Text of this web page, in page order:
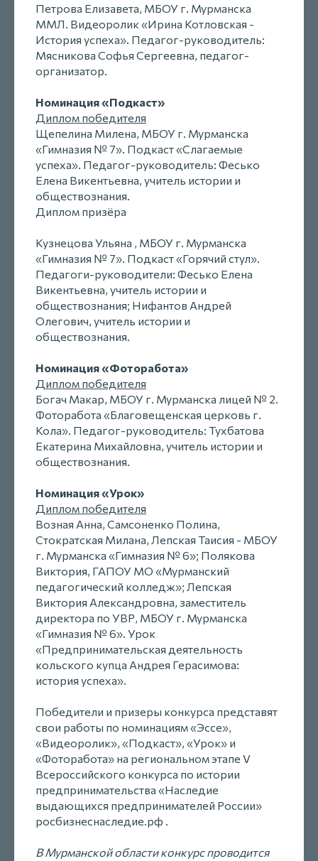
Петрова Елизавета, МБОУ г. Мурманска
ММЛ. Видеоролик «Ирина Котловская -
История успеха». Педагог-руководитель:
Мясникова Софья Сергеевна, педагог-
организатор.
Номинация «Подкаст»
Диплом победителя
Щепелина Милена, МБОУ г. Мурманска
«Гимназия № 7». Подкаст «Слагаемые
успеха». Педагог-руководитель: Фесько
Елена Викентьевна, учитель истории и
обществознания.
Диплом призёра
Кузнецова Ульяна , МБОУ г. Мурманска
«Гимназия № 7». Подкаст «Горячий стул».
Педагоги-руководители: Фесько Елена
Викентьевна, учитель истории и
обществознания; Нифантов Андрей
Олегович, учитель истории и
обществознания.
Номинация «Фоторабота»
Диплом победителя
Богач Макар, МБОУ г. Мурманска лицей № 2.
Фоторабота «Благовещенская церковь г.
Кола». Педагог-руководитель: Тухбатова
Екатерина Михайловна, учитель истории и
обществознания.
Номинация «Урок»
Диплом победителя
Возная Анна, Самсоненко Полина,
Стократская Милана, Лепская Таисия - МБОУ
г. Мурманска «Гимназия № 6»; Полякова
Виктория, ГАПОУ МО «Мурманский
педагогический колледж»; Лепская
Виктория Александровна, заместитель
директора по УВР, МБОУ г. Мурманска
«Гимназия № 6». Урок
«Предпринимательская деятельность
кольского купца Андрея Герасимова:
история успеха».
Победители и призеры конкурса представят
свои работы по номинациям «Эссе»,
«Видеоролик», «Подкаст», «Урок» и
«Фоторабота» на региональном этапе V
Всероссийского конкурса по истории
предпринимательства «Наследие
выдающихся предпринимателей России»
росбизнеснаследие.рф .
В Мурманской области конкурс проводится